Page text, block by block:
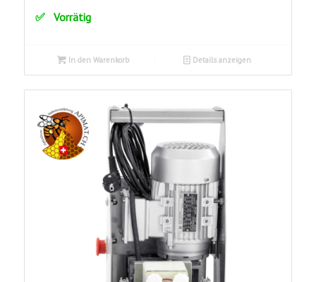
CHF5.00
Vorrätig
In den Warenkorb Details anzeigen